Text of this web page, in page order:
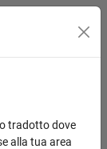
tradotto dove
alla tua area